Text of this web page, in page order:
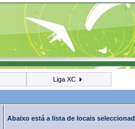
Liga XC
Abaixo está a lista de locais